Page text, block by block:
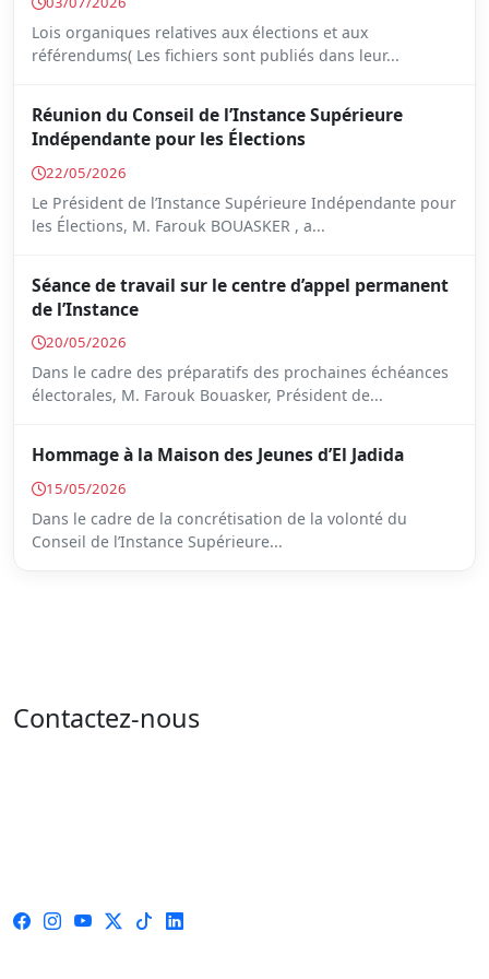
Lois organiques relatives aux élections et aux
référendums( Les fichiers sont publiés dans leur...
Réunion du Conseil de l’Instance Supérieure
Indépendante pour les Élections
22/05/2026
Le Président de l’Instance Supérieure Indépendante pour
les Élections, M. Farouk BOUASKER , a...
Séance de travail sur le centre d’appel permanent
de l’Instance
20/05/2026
Dans le cadre des préparatifs des prochaines échéances
électorales, M. Farouk Bouasker, Président de...
Hommage à la Maison des Jeunes d’El Jadida
15/05/2026
Dans le cadre de la concrétisation de la volonté du
Conseil de l’Instance Supérieure...
Contactez-nous